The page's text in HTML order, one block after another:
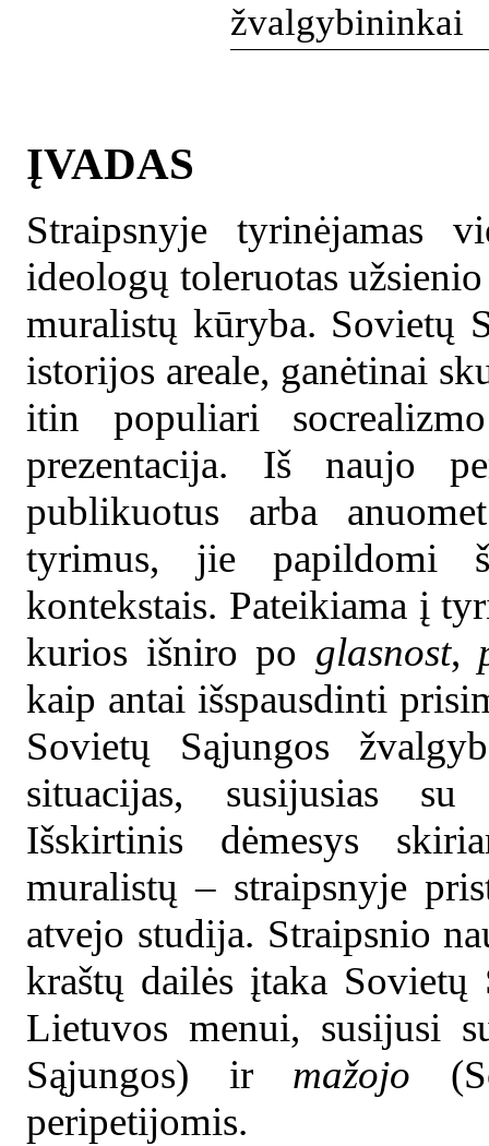
žvalgybininkai
ĮVADAS
Straipsnyje tyrinėjamas
ideologų toleruotas
muralistų kūryba. Sovietų
istorijos areale, ganėtinai
itin populiari
prezentacija. Iš naujo
publikuotus arba
tyrimus, jie papildomi
kontekstais. Pateikiama į
kurios išniro po glasnost,
kaip antai išspausdinti
Sovietų Sąjungos
situacijas, susijusias
Išskirtinis dėmesys
muralistų – straipsnyje
atvejo studija. Straipsnio
kraštų dailės įtaka
Lietuvos menui, susijusi
Sąjungos) ir mažojo
peripetijomis.